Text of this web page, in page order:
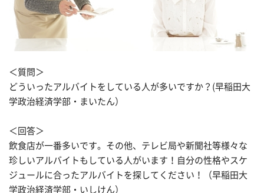
＜質問＞
どういったアルバイトをしている人が多いですか？(早稲田大
学政治経済学部・まいたん）
＜回答＞
飲食店が一番多いです。その他、テレビ局や新聞社等様々な
珍しいアルバイトもしている人がいます！自分の性格やスケ
ジュールに合ったアルバイトを探してください！（早稲田大
学政治経済学部・いしけん）